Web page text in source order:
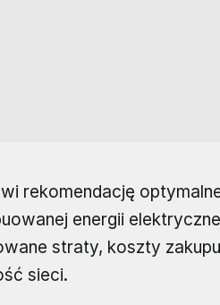
rekomendację
energii
straty, koszty
sieci.